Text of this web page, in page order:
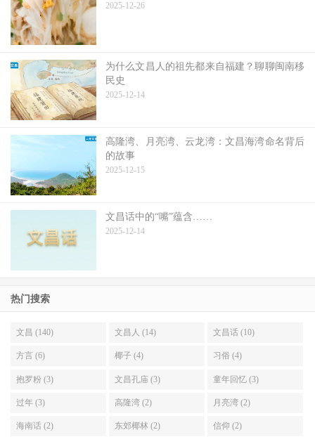
2025-12-26
为什么文昌人的祖先都来自福建？聊聊闽南移
民史
2025-12-14
高隆湾、月亮湾、云龙湾：文昌海湾命名背后
的故事
2025-12-15
文昌话中的“嘴”蕴含……
2025-12-14
热门搜索
文昌 (140) 文昌人 (14) 文昌话 (10)
方言 (6) 椰子 (4) 习俗 (4)
抱罗粉 (3) 文昌孔庙 (3) 童年回忆 (3)
过年 (3) 高隆湾 (2) 月亮湾 (2)
海南话 (2) 东郊椰林 (2) 信仰 (2)